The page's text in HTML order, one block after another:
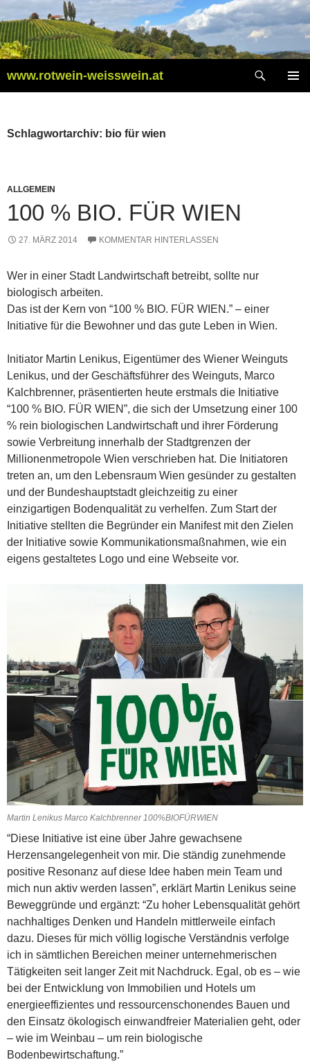
Inhalt
springen
www.rotwein-weisswein.at
Schlagwortarchiv: bio für wien
ALLGEMEIN
100 % BIO. FÜR WIEN
27. MÄRZ 2014 KOMMENTAR HINTERLASSEN
Wer in einer Stadt Landwirtschaft betreibt, sollte nur
biologisch arbeiten.
Das ist der Kern von “100 % BIO. FÜR WIEN.” – einer
Initiative für die Bewohner und das gute Leben in Wien.
Initiator Martin Lenikus, Eigentümer des Wiener Weinguts
Lenikus, und der Geschäftsführer des Weinguts, Marco
Kalchbrenner, präsentierten heute erstmals die Initiative
“100 % BIO. FÜR WIEN”, die sich der Umsetzung einer 100
% rein biologischen Landwirtschaft und ihrer Förderung
sowie Verbreitung innerhalb der Stadtgrenzen der
Millionenmetropole Wien verschrieben hat. Die Initiatoren
treten an, um den Lebensraum Wien gesünder zu gestalten
und der Bundeshauptstadt gleichzeitig zu einer
einzigartigen Bodenqualität zu verhelfen. Zum Start der
Initiative stellten die Begründer ein Manifest mit den Zielen
der Initiative sowie Kommunikationsmaßnahmen, wie ein
eigens gestaltetes Logo und eine Webseite vor.
Martin Lenikus Marco Kalchbrenner 100%BIOFÜRWIEN
“Diese Initiative ist eine über Jahre gewachsene
Herzensangelegenheit von mir. Die ständig zunehmende
positive Resonanz auf diese Idee haben mein Team und
mich nun aktiv werden lassen”, erklärt Martin Lenikus seine
Beweggründe und ergänzt: “Zu hoher Lebensqualität gehört
nachhaltiges Denken und Handeln mittlerweile einfach
dazu. Dieses für mich völlig logische Verständnis verfolge
ich in sämtlichen Bereichen meiner unternehmerischen
Tätigkeiten seit langer Zeit mit Nachdruck. Egal, ob es – wie
bei der Entwicklung von Immobilien und Hotels um
energieeffizientes und ressourcenschonendes Bauen und
den Einsatz ökologisch einwandfreier Materialien geht, oder
– wie im Weinbau – um rein biologische
Bodenbewirtschaftung.”